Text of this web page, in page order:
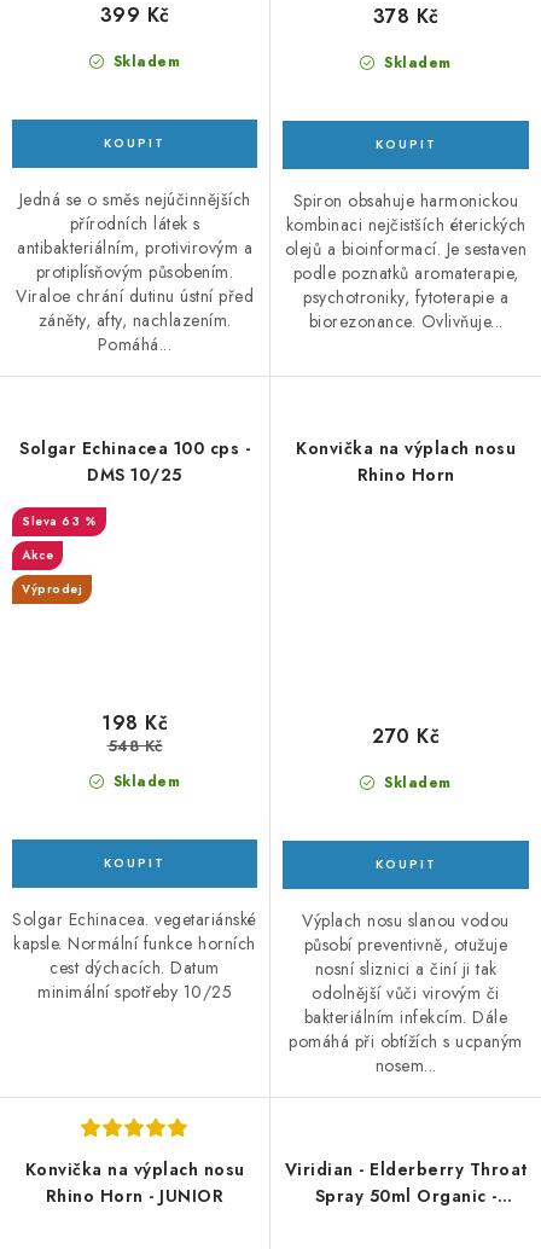
Skladem
399 Kč
Jedná se o směs nejúčinnějších
přírodních látek s
antibakteriálním, protivirovým a
protiplísňovým působením.
Viraloe chrání dutinu ústní před
záněty, afty, nachlazením.
Pomáhá...
Skladem
378 Kč
Spiron obsahuje harmonickou
kombinaci nejčistších éterických
olejů a bioinformací. Je sestaven
podle poznatků aromaterapie,
psychotroniky, fytoterapie a
biorezonance. Ovlivňuje...
Solgar Echinacea 100 cps -
DMS 10/25
63 %
Akce
Výprodej
Skladem
198 Kč
548 Kč
Solgar Echinacea. vegetariánské
kapsle. Normální funkce horních
cest dýchacích. Datum
minimální spotřeby 10/25
Konvička na výplach nosu
Rhino Horn
Skladem
270 Kč
Výplach nosu slanou vodou
působí preventivně, otužuje
nosní sliznici a činí ji tak
odolnější vůči virovým či
bakteriálním infekcím. Dále
pomáhá při obtížích s ucpaným
nosem...
Konvička na výplach nosu
Rhino Horn - JUNIOR
Viridian - Elderberry Throat
Spray 50ml Organic -